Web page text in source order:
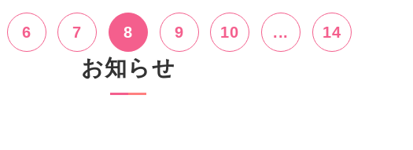
6 7 8 9 10 ... 14
お知らせ